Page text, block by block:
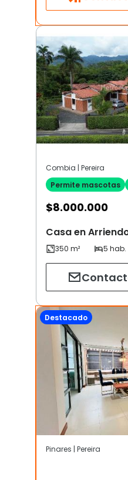
Combia | Pereira
Permite mascotas
$8.000.000
Casa en
Destacado
Pinares | Pereira